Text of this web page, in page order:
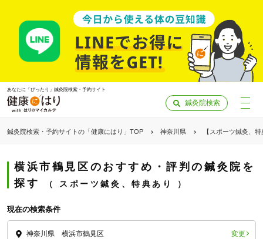
あなたに「ぴったり」鍼灸院検索・予約サイト
鍼灸院検索
鍼灸院検索・予約サイトの「健康にはり」TOP 神奈川県 【スポーツ鍼灸、
横浜市鶴見区のおすすめ・評判の鍼灸院を
探す
スポーツ鍼灸、特典あり
現在の検索条件
神奈川県 横浜市鶴見区 変更